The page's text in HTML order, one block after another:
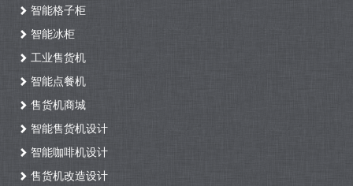
智能格子柜
智能冰柜
工业售货机
智能点餐机
售货机商城
智能售货机设计
智能咖啡机设计
售货机改造设计